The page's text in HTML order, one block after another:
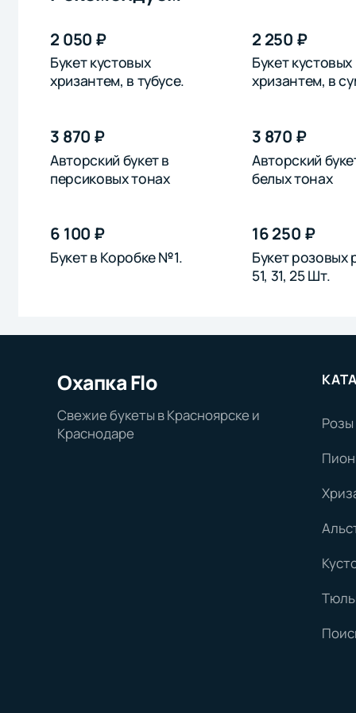
2 050 ₽
Букет кустовых
хризантем, в тубусе.
2 250 ₽
Букет кустовых
хризантем, в
3 870 ₽
Авторский букет в
персиковых тонах
3 870 ₽
Авторский
белых тонах
6 100 ₽
Букет в Коробке №1.
16 250 ₽
Букет розовых
51, 31, 25 Шт.
Охапка Flo
Свежие букеты в Красноярске и
Краснодаре
Розы